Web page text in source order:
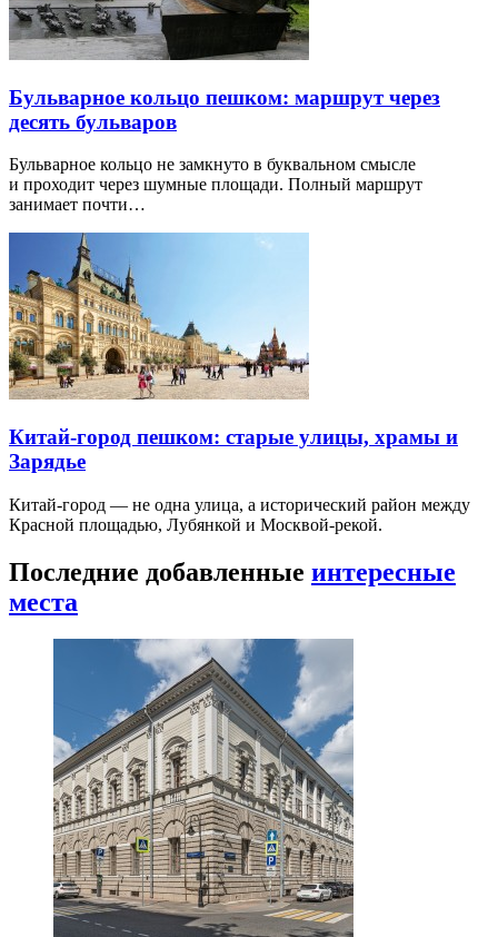
Бульварное кольцо пешком: маршрут через
десять бульваров
Бульварное кольцо не замкнуто в буквальном смысле
и проходит через шумные площади. Полный маршрут
занимает почти…
Китай-город пешком: старые улицы, храмы и
Зарядье
Китай-город — не одна улица, а исторический район между
Красной площадью, Лубянкой и Москвой-рекой.
Последние добавленные интересные
места